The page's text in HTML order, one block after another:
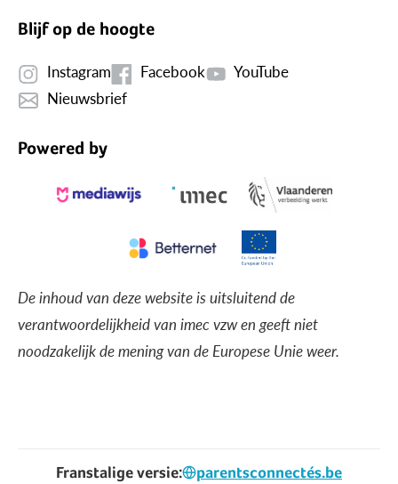
Blijf op de hoogte
Instagram Facebook
YouTube
Nieuwsbrief
Powered by
De inhoud van deze website is uitsluitend de
verantwoordelijkheid van imec vzw en geeft niet
noodzakelijk de mening van de Europese Unie weer.
Franstalige versie: parentsconnectés.be